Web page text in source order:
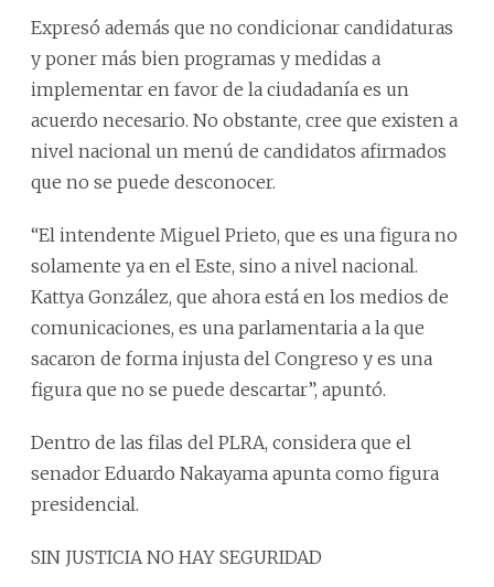
Expresó además que no condicionar candidaturas
y poner más bien programas y medidas a
implementar en favor de la ciudadanía es un
acuerdo necesario. No obstante, cree que existen a
nivel nacional un menú de candidatos afirmados
que no se puede desconocer.
“El intendente Miguel Prieto, que es una figura no
solamente ya en el Este, sino a nivel nacional.
Kattya González, que ahora está en los medios de
comunicaciones, es una parlamentaria a la que
sacaron de forma injusta del Congreso y es una
figura que no se puede descartar”, apuntó.
Dentro de las filas del PLRA, considera que el
senador Eduardo Nakayama apunta como figura
presidencial.
SIN JUSTICIA NO HAY SEGURIDAD